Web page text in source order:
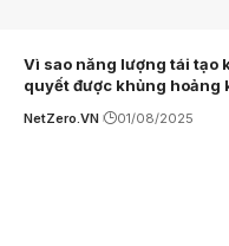
Vì sao năng lượng tái tạo
quyết được khủng hoảng
NetZero.VN 01/08/2025